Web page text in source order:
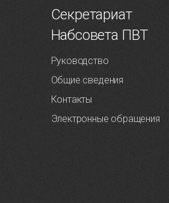
Секретариат
Набсовета ПВТ
Руководство
Общие сведения
Контакты
Электронные обращения